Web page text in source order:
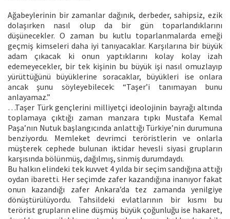
Ağabeylerinin bir zamanlar dağınık, derbeder, sahipsiz, ezik
dolaşırken nasıl olup da bir gün toparlandıklarını
düşünecekler. O zaman bu kutlu toparlanmalarda emeği
geçmiş kimseleri daha iyi tanıyacaklar. Karşılarına bir büyük
adam çıkacak ki onun yaptıklarını kolay kolay izah
edemeyecekler, bir tek kişinin bu büyük işi nasıl omuzlayıp
yürüttüğünü büyüklerine soracaklar, büyükleri ise onlara
ancak şunu söyleyebilecek: “Taşer’i tanımayan bunu
anlayamaz.”
…Taşer Türk gençlerini milliyetçi ideolojinin bayrağı altında
toplamaya çıktığı zaman manzara tıpkı Mustafa Kemal
Paşa’nın Nutuk başlangıcında anlattığı Türkiye’nin durumuna
benziyordu. Memleket devrimci teröristlerin ve onlarla
müşterek cephede bulunan iktidar hevesli siyasi grupların
karşısında bölünmüş, dağılmış, sinmiş durumdaydı.
Bu halkın elindeki tek kuvvet 4 yılda bir seçim sandığına attığı
oydan ibaretti. Her seçimde zafer kazandığına inanıyor fakat
onun kazandığı zafer Ankara’da tez zamanda yenilgiye
dönüştürülüyordu. Tahsildeki evlatlarının bir kısmı bu
terörist grupların eline düşmüş büyük çoğunluğu ise hakaret,